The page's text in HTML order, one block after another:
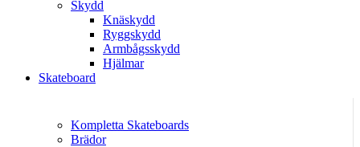
Skydd
Knäskydd
Ryggskydd
Armbågsskydd
Hjälmar
Skateboard
Kompletta Skateboards
Brädor